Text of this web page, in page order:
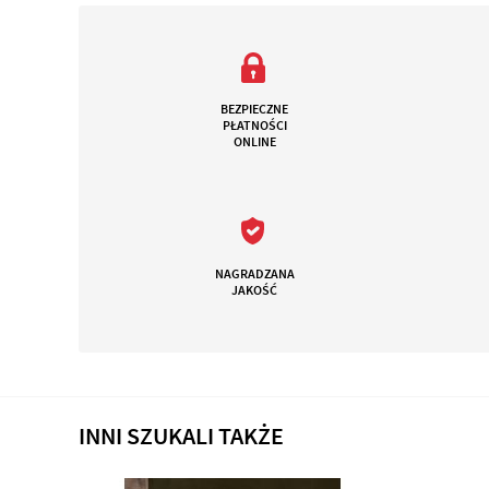
BEZPIECZNE
PŁATNOŚCI
ONLINE
NAGRADZANA
JAKOŚĆ
INNI SZUKALI TAKŻE